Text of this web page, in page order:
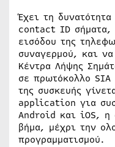
Έχει τη
contact ID σήματα,
εισόδου της
συναγερμού, και
Κέντρα Λήψης
σε πρωτόκολλο SIA
της συσκευής
application για
Android και iOS, η
βήμα, μέχρι την
προγραμματισμού.